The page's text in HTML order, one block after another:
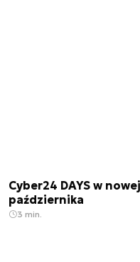
Cyber24 DAYS w
października
3 min.